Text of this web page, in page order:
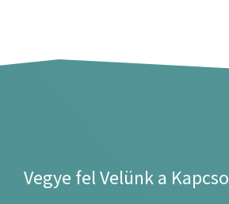
Vegye fel Velünk a